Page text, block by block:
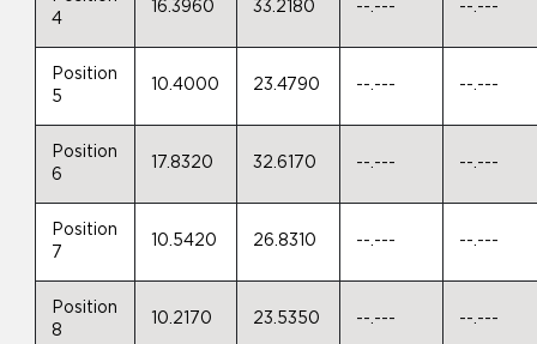
4
16.3960 33.2180 --.--- --.---
Position
5
10.4000 23.4790 --.--- --.---
Position
6
17.8320 32.6170 --.--- --.---
Position
7
10.5420 26.8310 --.--- --.---
Position
8
10.2170 23.5350 --.--- --.---